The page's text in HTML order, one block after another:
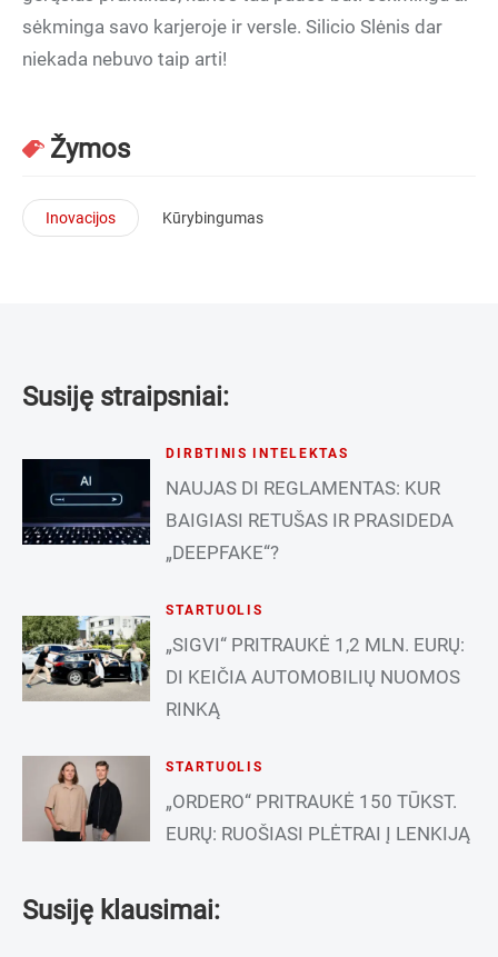
sėkminga savo karjeroje ir versle. Silicio Slėnis dar
niekada nebuvo taip arti!
Žymos
Inovacijos Kūrybingumas
Susiję straipsniai:
DIRBTINIS INTELEKTAS
NAUJAS DI REGLAMENTAS: KUR
BAIGIASI RETUŠAS IR PRASIDEDA
„DEEPFAKE“?
STARTUOLIS
„SIGVI“ PRITRAUKĖ 1,2 MLN. EURŲ:
DI KEIČIA AUTOMOBILIŲ NUOMOS
RINKĄ
STARTUOLIS
„ORDERO“ PRITRAUKĖ 150 TŪKST.
EURŲ: RUOŠIASI PLĖTRAI Į LENKIJĄ
Susiję klausimai: